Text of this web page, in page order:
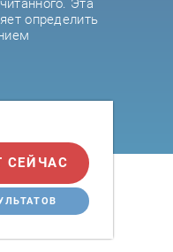
Эта
определить
СЕЙЧАС